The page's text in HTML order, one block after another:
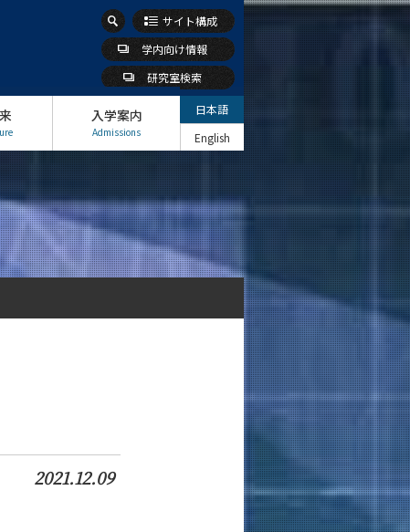
サイト構成
学内向け情報
研究室検索
入学案内
Admissions
日本語
English
2021.12.09